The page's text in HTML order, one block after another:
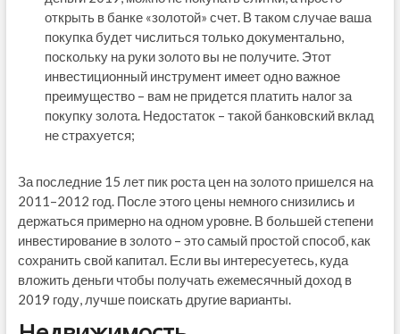
открыть в банке «золотой» счет. В таком случае ваша
покупка будет числиться только документально,
поскольку на руки золото вы не получите. Этот
инвестиционный инструмент имеет одно важное
преимущество – вам не придется платить налог за
покупку золота. Недостаток – такой банковский вклад
не страхуется;
За последние 15 лет пик роста цен на золото пришелся на
2011–2012 год. После этого цены немного снизились и
держаться примерно на одном уровне. В большей степени
инвестирование в золото – это самый простой способ, как
сохранить свой капитал. Если вы интересуетесь, куда
вложить деньги чтобы получать ежемесячный доход в
2019 году, лучше поискать другие варианты.